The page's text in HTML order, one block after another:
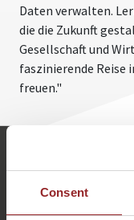
Consent
Daten verwalten.
die die Zukunft
Gesellschaft und
faszinierende Reise
freuen."